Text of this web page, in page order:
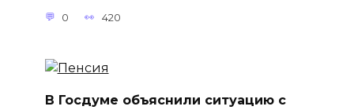
0 420
В Госдуме объяснили ситуацию с